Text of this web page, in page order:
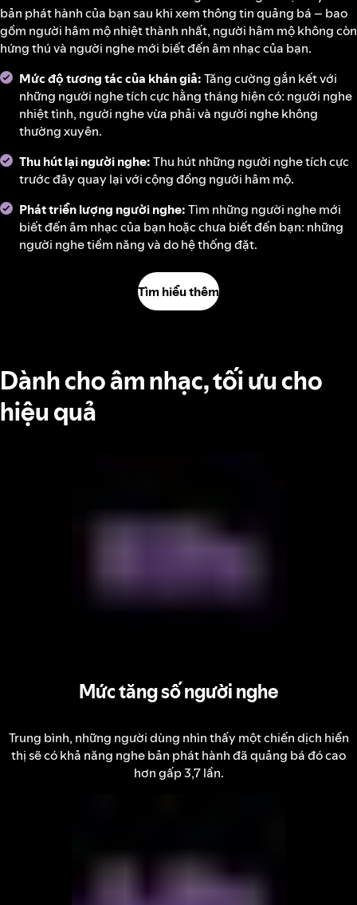
bản phát hành của bạn sau khi xem thông tin quảng bá – bao
gồm người hâm mộ nhiệt thành nhất, người hâm mộ không còn
hứng thú và người nghe mới biết đến âm nhạc của bạn.
Mức độ tương tác của khán giả:Tăng cường gắn kết với
những người nghe tích cực hằng tháng hiện có: người nghe
nhiệt tình, người nghe vừa phải và người nghe không
thường xuyên.
Thu hút lại người nghe:Thu hút những người nghe tích cực
trước đây quay lại với cộng đồng người hâm mộ.
Phát triển lượng người nghe:Tìm những người nghe mới
biết đến âm nhạc của bạn hoặc chưa biết đến bạn: những
người nghe tiềm năng và do hệ thống đặt.
Tìm hiểu thêm
Dành cho âm nhạc, tối ưu cho
hiệu quả
Mức tăng số người nghe
Trung bình, những người dùng nhìn thấy một chiến dịch hiển
thị sẽ có khả năng nghe bản phát hành đã quảng bá đó cao
hơn gấp 3,7 lần.